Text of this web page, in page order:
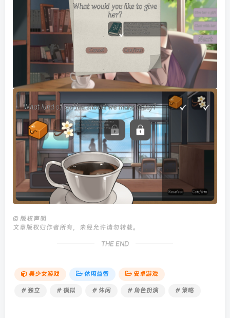
© 版权声明
文章版权归作者所有，未经允许请勿转载。
THE END
美少女游戏 休闲益智 安卓游戏
# 独立 # 模拟 # 休闲 # 角色扮演 # 策略